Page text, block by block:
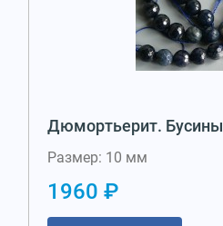
Дюмортьерит. Бусины
Размер: 10 мм
1960 ₽